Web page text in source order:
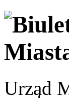
Urząd